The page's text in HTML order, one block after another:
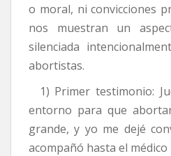
o moral, ni convicciones
nos muestran un
silenciada
abortistas.
1) Primer testimonio:
entorno para que
grande, y yo me dejé
acompañó hasta el